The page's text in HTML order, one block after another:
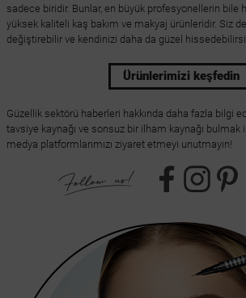
sadece biridir. Bunlar, en büyük profesyonellerin bile
yüksek kaliteli kaş bakım ve makyaj ürünleridir. Siz
değiştirebilir ve kendinizi daha da güzel
Ürünlerimizi keşfedin
Güzellik sektörü haberleri hakkında daha fazla bilgi
tavsiye kaynağı ve sonsuz bir ilham kaynağı bulmak
medya platformlarımızı ziyaret etmeyi unutmayın!